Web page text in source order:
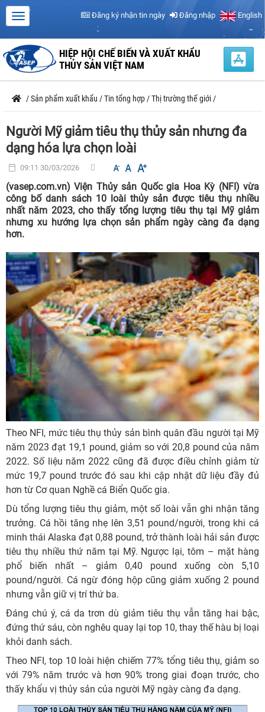
Đăng ký nhận tin ngày Đăng nhập English
HIỆP HỘI CHẾ BIẾN VÀ XUẤT KHẨU
THỦY SẢN VIỆT NAM
/Sản phẩm xuất khẩu /Tin tổng hợp /Thị trường thế giới /
Người Mỹ giảm tiêu thụ thủy sản nhưng đa
dạng hóa lựa chọn loài
09:11 30/03/2026
(vasep.com.vn) Viện Thủy sản Quốc gia Hoa Kỳ (NFI) vừa
công bố danh sách 10 loài thủy sản được tiêu thụ nhiều
nhất năm 2023, cho thấy tổng lượng tiêu thụ tại Mỹ giảm
nhưng xu hướng lựa chọn sản phẩm ngày càng đa dạng
hơn.
Theo NFI, mức tiêu thụ thủy sản bình quân đầu người tại Mỹ
năm 2023 đạt 19,1 pound, giảm so với 20,8 pound của năm
2022. Số liệu năm 2022 cũng đã được điều chỉnh giảm từ
mức 19,7 pound trước đó sau khi cập nhật dữ liệu đầy đủ
hơn từ Cơ quan Nghề cá Biển Quốc gia.
Dù tổng lượng tiêu thụ giảm, một số loài vẫn ghi nhận tăng
trưởng. Cá hồi tăng nhẹ lên 3,51 pound/người, trong khi cá
minh thái Alaska đạt 0,88 pound, trở thành loài hải sản được
tiêu thụ nhiều thứ năm tại Mỹ. Ngược lại, tôm – mặt hàng
phổ biến nhất – giảm 0,40 pound xuống còn 5,10
pound/người. Cá ngừ đóng hộp cũng giảm xuống 2 pound
nhưng vẫn giữ vị trí thứ ba.
Đáng chú ý, cá da trơn dù giảm tiêu thụ vẫn tăng hai bậc,
đứng thứ sáu, còn nghêu quay lại top 10, thay thế hàu bị loại
khỏi danh sách.
Theo NFI, top 10 loài hiện chiếm 77% tổng tiêu thụ, giảm so
với 79% năm trước và hơn 90% trong giai đoạn trước, cho
thấy khẩu vị thủy sản của người Mỹ ngày càng đa dạng.